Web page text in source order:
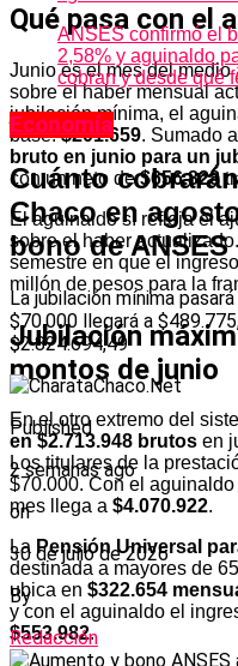
Qué pasa con el
Junio es el mes del medio
sobre el haber mensual
jubilación mínima, el
base:$201.659. Sumado
bruto en junio para un
con un neto de$656.828
El aguinaldo sí refleja el
sobre el haber
semestre en que el
millón de pesos para la
Jubilación
montos de junio
En el otro extremo del
en $2.713.948 brutos en
Los titulares de la
$70.000. Con el
mes llega a $4.070.922.
La Pensión Universal
destinada a mayores de
ubica en $322.654
y con el aguinaldo el
$553.982.
ANSES confirmó el
2,58% y aguinaldo
cobran y desde qué
Economía
Cuánto
Chaco en
bono de ANSES
La jubilación mínima
$70.000 llegará a
$2.824.694,49
Published
2 semanas ago
on
30 de julio de 2026
By
Redacción